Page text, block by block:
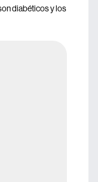
diabéticos y los